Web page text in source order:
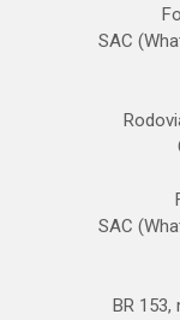
SAC
SAC
BR 153,